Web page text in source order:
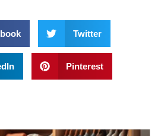
Twitter
Pinterest